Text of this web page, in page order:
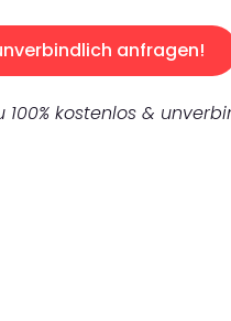
anfragen!
kostenlos &